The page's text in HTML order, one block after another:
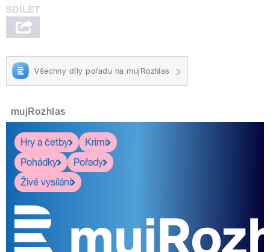
Všechny díly pořadu na mujRozhlas
mujRozhlas
Hry a četby
Krimi
Pohádky
Pořady
Živé vysílání